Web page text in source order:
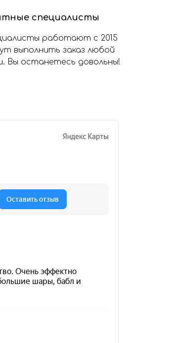
специалисты
работают с 2015
выполнить заказ любой
Вы останетесь довольны!